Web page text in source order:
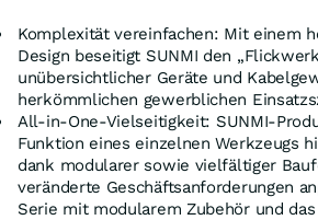
Komplexität vereinfachen: Mit einem
Design beseitigt SUNMI den
unübersichtlicher Geräte und
herkömmlichen gewerblichen
All-in-One-Vielseitigkeit: SUNMI-
Funktion eines einzelnen Werkzeugs
dank modularer sowie vielfältiger
veränderte Geschäftsanforderungen
Serie mit modularem Zubehör und